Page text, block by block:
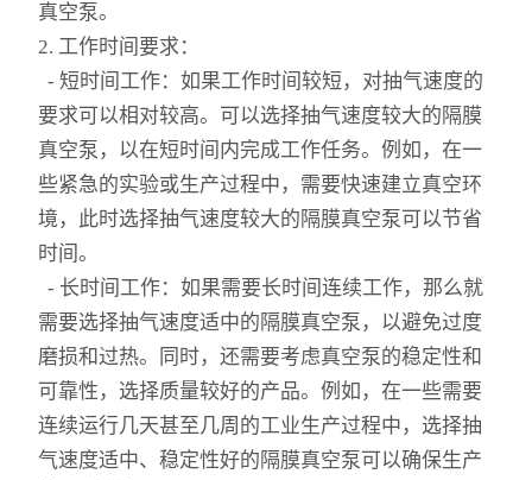
水热合成反应釜
玻璃分液器、过滤装置
智能恒温油浴（水浴）锅
旋转蒸发仪
磁力搅拌器
有机合成装置
培养箱
离心机
电动搅拌器
真空泵。
2. 工作时间要求：
- 短时间工作：如果工作时间较短，对抽气速度的
要求可以相对较高。可以选择抽气速度较大的隔膜
真空泵，以在短时间内完成工作任务。例如，在一
些紧急的实验或生产过程中，需要快速建立真空环
境，此时选择抽气速度较大的隔膜真空泵可以节省
时间。
- 长时间工作：如果需要长时间连续工作，那么就
需要选择抽气速度适中的隔膜真空泵，以避免过度
磨损和过热。同时，还需要考虑真空泵的稳定性和
可靠性，选择质量较好的产品。例如，在一些需要
连续运行几天甚至几周的工业生产过程中，选择抽
气速度适中、稳定性好的隔膜真空泵可以确保生产